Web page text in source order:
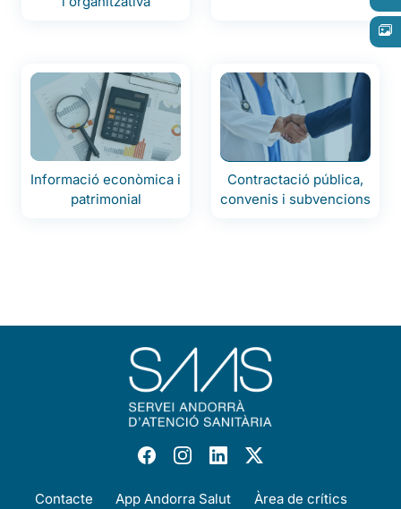
Informació econòmica i
patrimonial
Contractació pública,
convenis i subvencions
Contacte App Andorra Salut
Àrea de crítics